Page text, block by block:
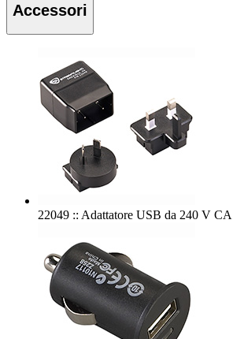
Accessori
22049 :: Adattatore USB da 240 V CA